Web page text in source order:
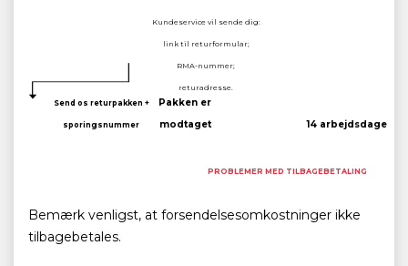
Kundeservice vil sende dig:
link til returformular;
RMA-nummer;
returadresse.
Send os returpakken +
sporingsnummer
Pakken er
modtaget
14 arbejdsdage
PROBLEMER MED TILBAGEBETALING
Bemærk venligst, at forsendelsesomkostninger ikke
tilbagebetales.